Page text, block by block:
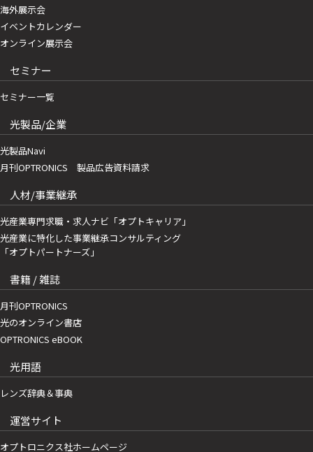
海外展示会
イベントカレンダー
オンライン展示会
セミナー
セミナー一覧
光製品/企業
光製品Navi
月刊OPTRONICS 製品広告資料請求
人材/事業継承
光産業専門求職・求人ナビ「オプトキャリア」
光産業に特化した事業継承コンサルティング
「オプトパートナーズ」
書籍 / 雑誌
月刊OPTRONICS
光のオンライン書店
OPTRONICS eBOOK
光用語
レンズ辞典＆事典
運営サイト
オプトロニクス社ホームページ